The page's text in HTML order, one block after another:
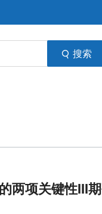
搜索
两项关键性III